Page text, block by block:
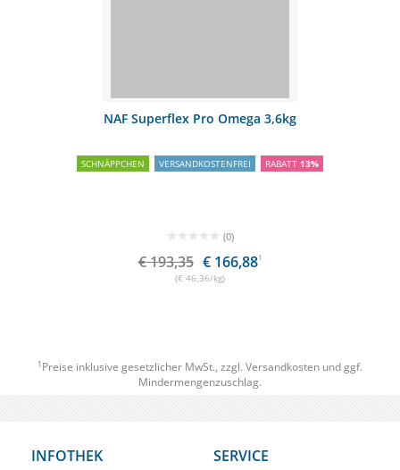
NAF Superflex Pro Omega 3,6kg
SCHNÄPPCHEN VERSANDKOSTENFREI RABATT 13%
(0)
€ 193,35 € 166,881
(€ 46,36/kg)
1 Preise inklusive gesetzlicher MwSt., zzgl. Versandkosten und ggf.
Mindermengenzuschlag.
INFOTHEK SERVICE